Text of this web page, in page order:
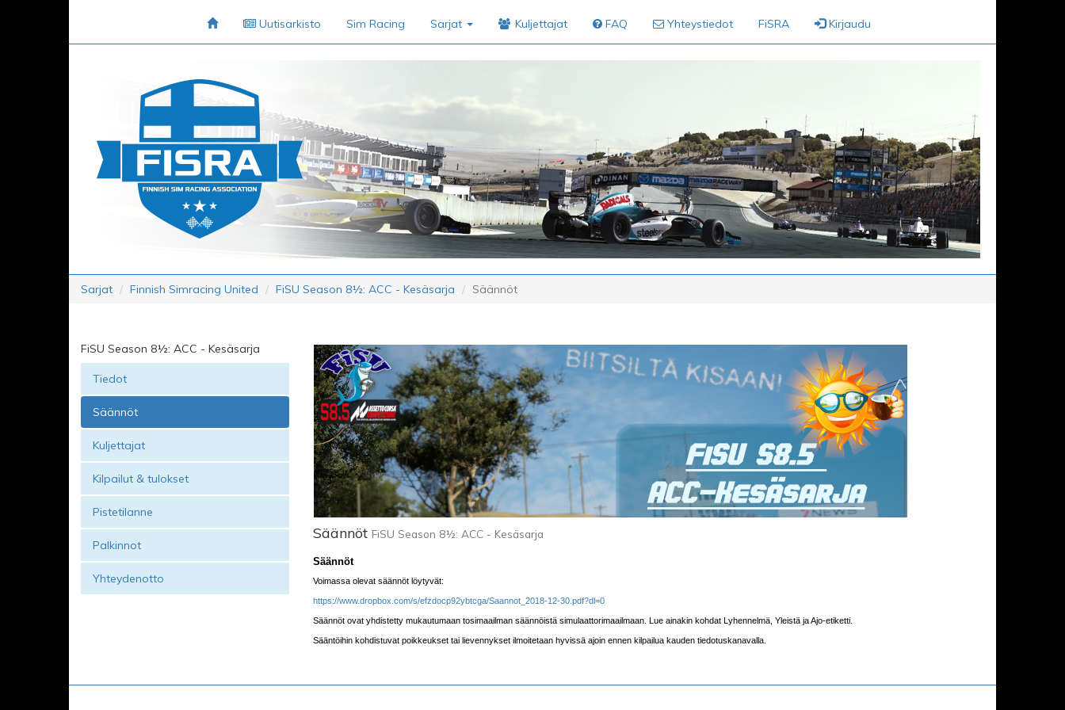
Uutisarkisto Sim Racing Sarjat Kuljettajat FAQ Yhteystiedot FiSRA Kirjaudu
Sarjat Finnish Simracing United FiSU Season 8½: ACC - Kesäsarja Säännöt
FiSU Season 8½: ACC - Kesäsarja
Tiedot
Säännöt
Kuljettajat
Kilpailut & tulokset
Pistetilanne
Palkinnot
Yhteydenotto
Säännöt FiSU Season 8½: ACC - Kesäsarja
Säännöt
Voimassa olevat säännöt löytyvät:
https://www.dropbox.com/s/efzdocp92ybtcga/Saannot_2018-12-30.pdf?dl=0
Säännöt ovat yhdistetty mukautumaan tosimaailman säännöistä simulaattorimaailmaan. Lue ainakin kohdat Lyhennelmä, Yleistä ja Ajo-etiketti.
Sääntöihin kohdistuvat poikkeukset tai lievennykset ilmoitetaan hyvissä ajoin ennen kilpailua kauden tiedotuskanavalla.